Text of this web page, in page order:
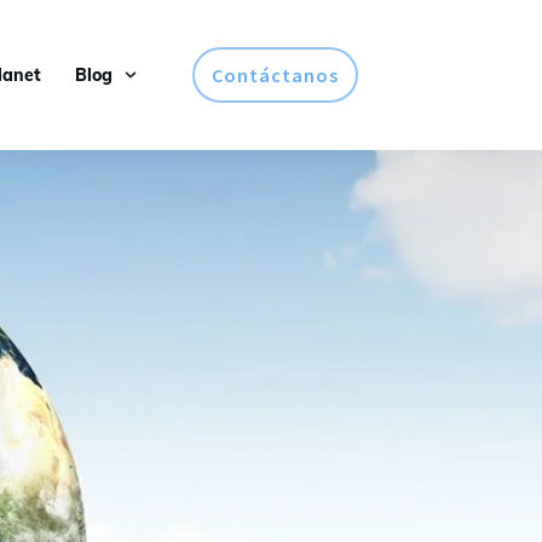
Blog Contáctanos